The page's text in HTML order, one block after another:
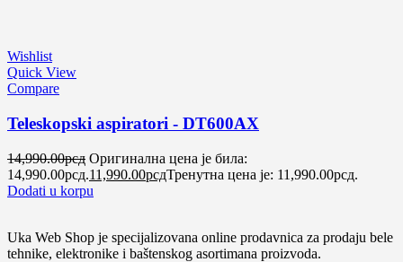
Wishlist
Quick View
Compare
Teleskopski aspiratori - DT600AX
14,990.00рсд Оригинална цена је била:
14,990.00рсд.11,990.00рсдТренутна цена је: 11,990.00рсд.
Dodati u korpu
Uka Web Shop je specijalizovana online prodavnica za prodaju bele
tehnike, elektronike i baštenskog asortimana proizvoda.